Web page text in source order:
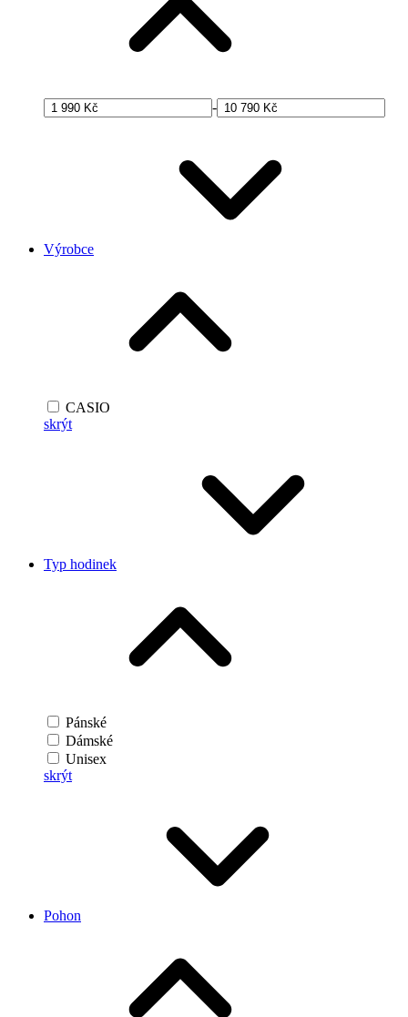
-
Výrobce
CASIO
skrýt
Typ hodinek
Pánské
Dámské
Unisex
skrýt
Pohon